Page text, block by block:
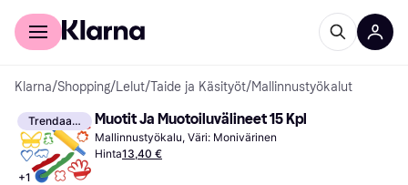
Kuluttajille
Klarna/Shopping/Lelut/Taide ja Käsityöt/Mallinnustyökalut
Trendaava
+1
Muotit Ja Muotoiluvälineet 15 Kpl
Mallinnustyökalu, Väri: Monivärinen
Hinta13,40 €